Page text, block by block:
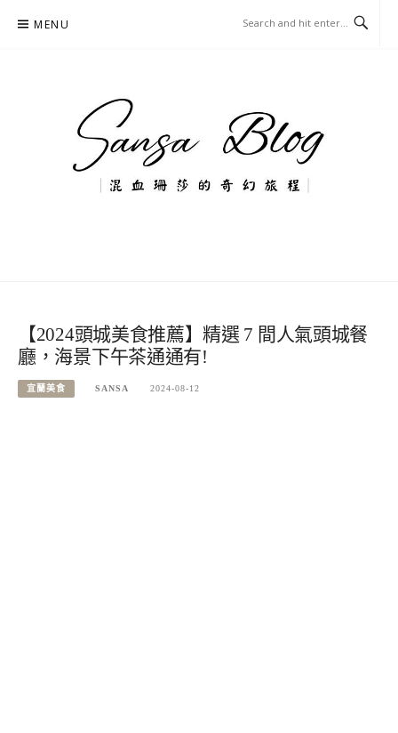
MENU
【2024頭城美食推薦】精選 7 間人氣頭城餐
廳，海景下午茶通通有!
宜蘭美食 SANSA 2024-08-12